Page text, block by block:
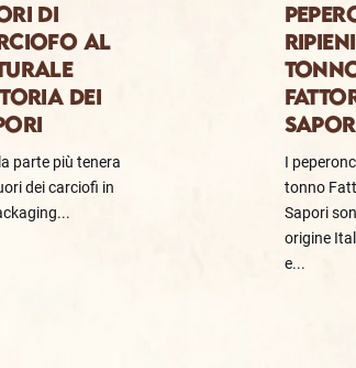
DI
AL
DEI
parte più tenera
dei carciofi in
I
tonno
Sapori
origine
e...